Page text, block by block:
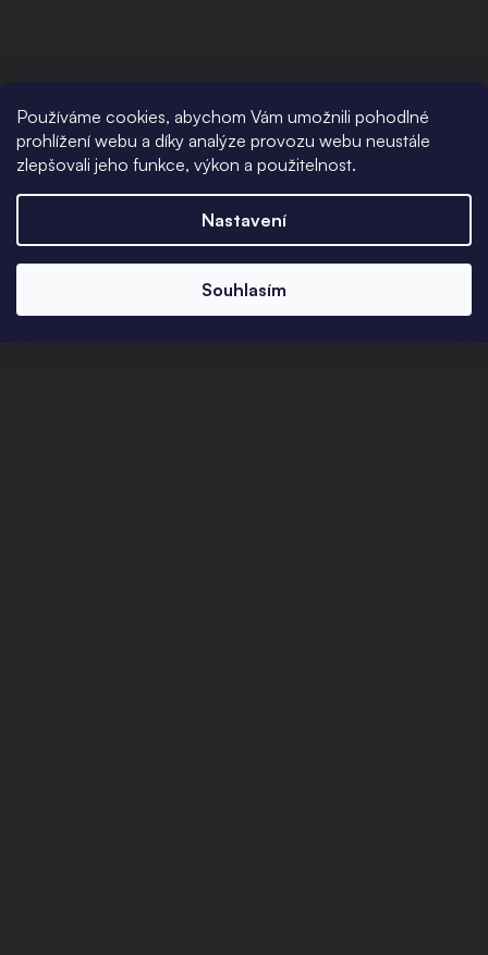
Používáme cookies, abychom Vám umožnili pohodlné
prohlížení webu a díky analýze provozu webu neustále
zlepšovali jeho funkce, výkon a použitelnost.
Nastavení
Souhlasím